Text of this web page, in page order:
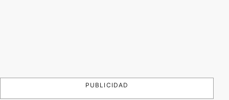
PUBLICIDAD